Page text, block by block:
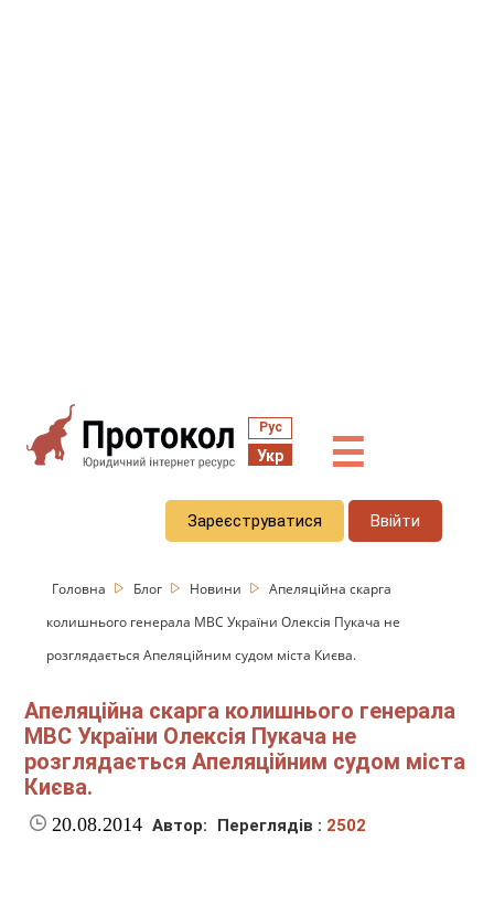
Рус
Укр ☰
Зареєструватися Ввійти
Головна Блог Новини
Апеляційна скарга
колишнього генерала МВС України Олексія Пукача не
розглядається Апеляційним судом міста Києва.
Апеляційна скарга колишнього генерала
МВС України Олексія Пукача не
розглядається Апеляційним судом міста
Києва.
20.08.2014 Автор: Переглядів : 2502